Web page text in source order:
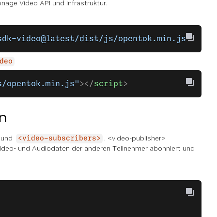
Video API und Infrastruktur.
video@latest/dist/js/opentok.min.js"></
opentok.min.js" ></script>
<video-subscribers>
. <video-publisher>
und Audiodaten der anderen Teilnehmer abonniert und